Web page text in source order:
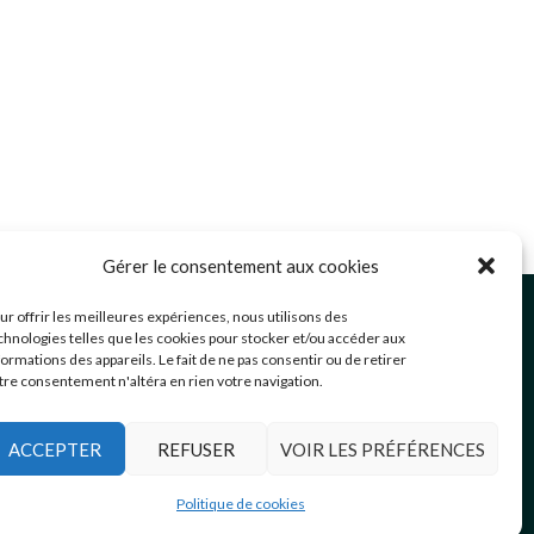
Gérer le consentement aux cookies
offrir les meilleures expériences, nous utilisons des
telles que les cookies pour stocker et/ou accéder aux
des appareils. Le fait de ne pas consentir ou de retirer
consentement n'altéra en rien votre navigation.
ACCEPTER REFUSER VOIR LES PRÉFÉRENCES
Politique de cookies
72 49 52 49
Jean Estragnat